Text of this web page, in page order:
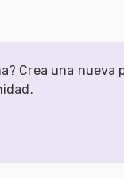
Crea una nueva